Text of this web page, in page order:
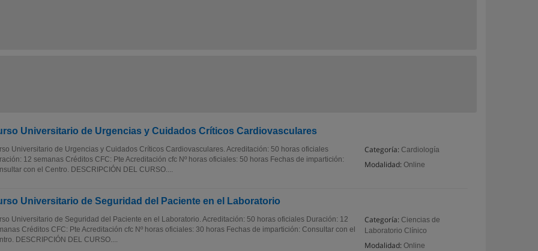
Universitario de Urgencias y Cuidados Críticos Cardiovasculares
Categoría: Cardiología
Modalidad: Online
Universitario de Urgencias y Cuidados Críticos Cardiovasculares. Acreditación: 50 horas oficiales
12 semanas Créditos CFC: Pte Acreditación cfc Nº horas oficiales: 50 horas Fechas de impartición:
con el Centro. DESCRIPCIÓN DEL CURSO....
Universitario de Seguridad del Paciente en el Laboratorio
Categoría: Ciencias de
Laboratorio Clínico
Modalidad: Online
Universitario de Seguridad del Paciente en el Laboratorio. Acreditación: 50 horas oficiales Duración: 12
Créditos CFC: Pte Acreditación cfc Nº horas oficiales: 30 horas Fechas de impartición: Consultar con el
DESCRIPCIÓN DEL CURSO....